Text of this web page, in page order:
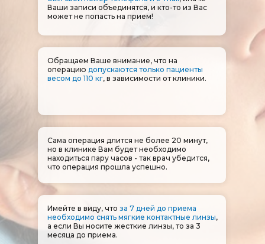
Сама операция длится не более 20 минут,
но в клинике Вам будет необходимо
находиться пару часов - так врач убедится,
что операция прошла успешно.
Ваши записи объединятся, и кто-то из Вас
может не попасть на прием!
Имейте в виду, что за 7 дней до приема
необходимо снять мягкие контактные линзы,
а если Вы носите жесткие линзы, то за 3
месяца до приема.
Обращаем Ваше внимание, что на
операцию допускаются только пациенты
весом до 110 кг, в зависимости от клиники.